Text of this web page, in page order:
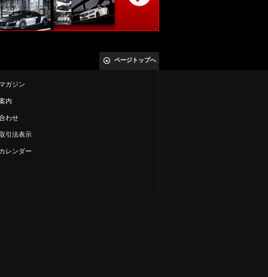
ページトップへ
ガジン
内
わせ
引法表示
レンダー